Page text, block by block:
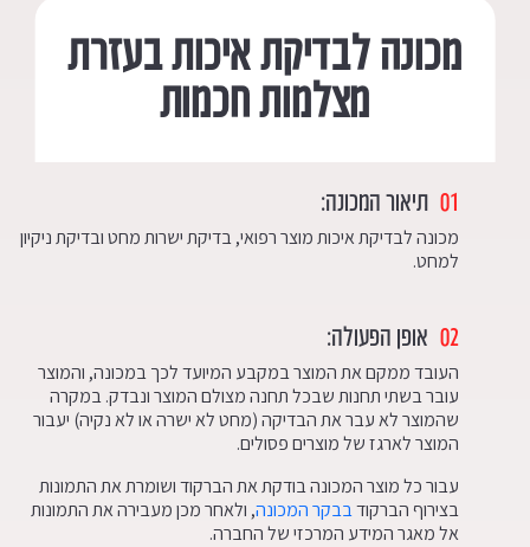
מכונה לבדיקת איכות בעזרת
מצלמות חכמות
01 תיאור המכונה:
מכונה לבדיקת איכות מוצר רפואי, בדיקת ישרות מחט ובדיקת ניקיון
למחט.
02 אופן הפעולה:
העובד ממקם את המוצר במקבע המיועד לכך במכונה, והמוצר
עובר בשתי תחנות שבכל תחנה מצולם המוצר ונבדק. במקרה
שהמוצר לא עבר את הבדיקה (מחט לא ישרה או לא נקיה) יעבור
המוצר לארגז של מוצרים פסולים.
עבור כל מוצר המכונה בודקת את הברקוד ושומרת את התמונות
בצירוף הברקודבבקר המכונה, ולאחר מכן מעבירה את התמונות
אל מאגר המידע המרכזי של החברה.